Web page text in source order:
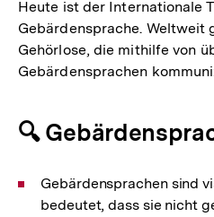
Heute ist der Internationale
Gebärdensprache. Weltweit
Gehörlose, die mithilfe von
Gebärdensprachen
🔍
Gebärdensprachen sind
bedeutet, dass sie nicht